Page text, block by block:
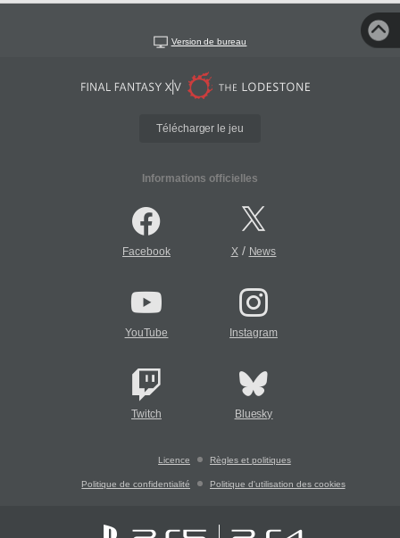
Version de bureau
Télécharger le jeu
Informations officielles
Facebook X/ News
YouTube Instagram
Twitch Bluesky
Licence Règles et politiques
Politique de confidentialité Politique d'utilisation des cookies